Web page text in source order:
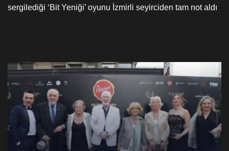
sergilediği ‘Bit Yeniği’ oyunu İzmirli seyirciden tam not aldı